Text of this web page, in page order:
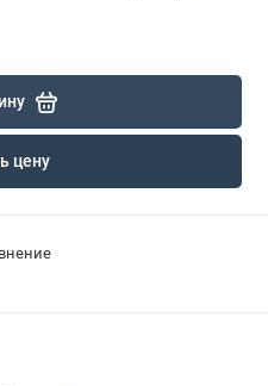
цену